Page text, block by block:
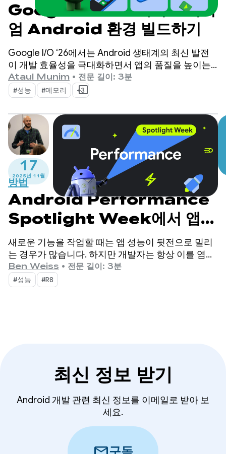
Google I/O ‘26에서 프리미
엄 Android 환경 빌드하기
Google I/O ‘26에서는 Android 생태계의 최신 발전
이 개발 효율성을 극대화하면서 앱의 품질을 높이는
데 어떻게 도움이 되는지 소개했습니다.
Ataul Munim • 전문 길이: 3분
#성능 #메모리 +3
17
2025년 11월
방법
Android Performance
Spotlight Week에서 앱을
빠르게 추적하세요.
새로운 기능을 작업할 때는 앱 성능이 뒷전으로 밀리
는 경우가 많습니다. 하지만 개발자는 항상 이를 염두
에 두지 않지만 사용자는 앱의 성능이 뒤처지는 부분
을 정확히 확인할 수 있습니다.
Ben Weiss • 전문 길이: 3분
#성능 #R8
최신 정보 받기
Android 개발 관련 최신 정보를 이메일로 받아 보
세요.